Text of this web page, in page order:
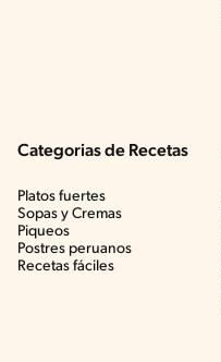
Categorias de Recetas
Platos fuertes
Sopas y Cremas
Piqueos
Postres peruanos
Recetas fáciles